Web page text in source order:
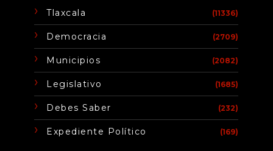
Tlaxcala (11336)
Democracia (2709)
Municipios (2082)
Legislativo (1685)
Debes Saber (232)
Expediente Político (169)